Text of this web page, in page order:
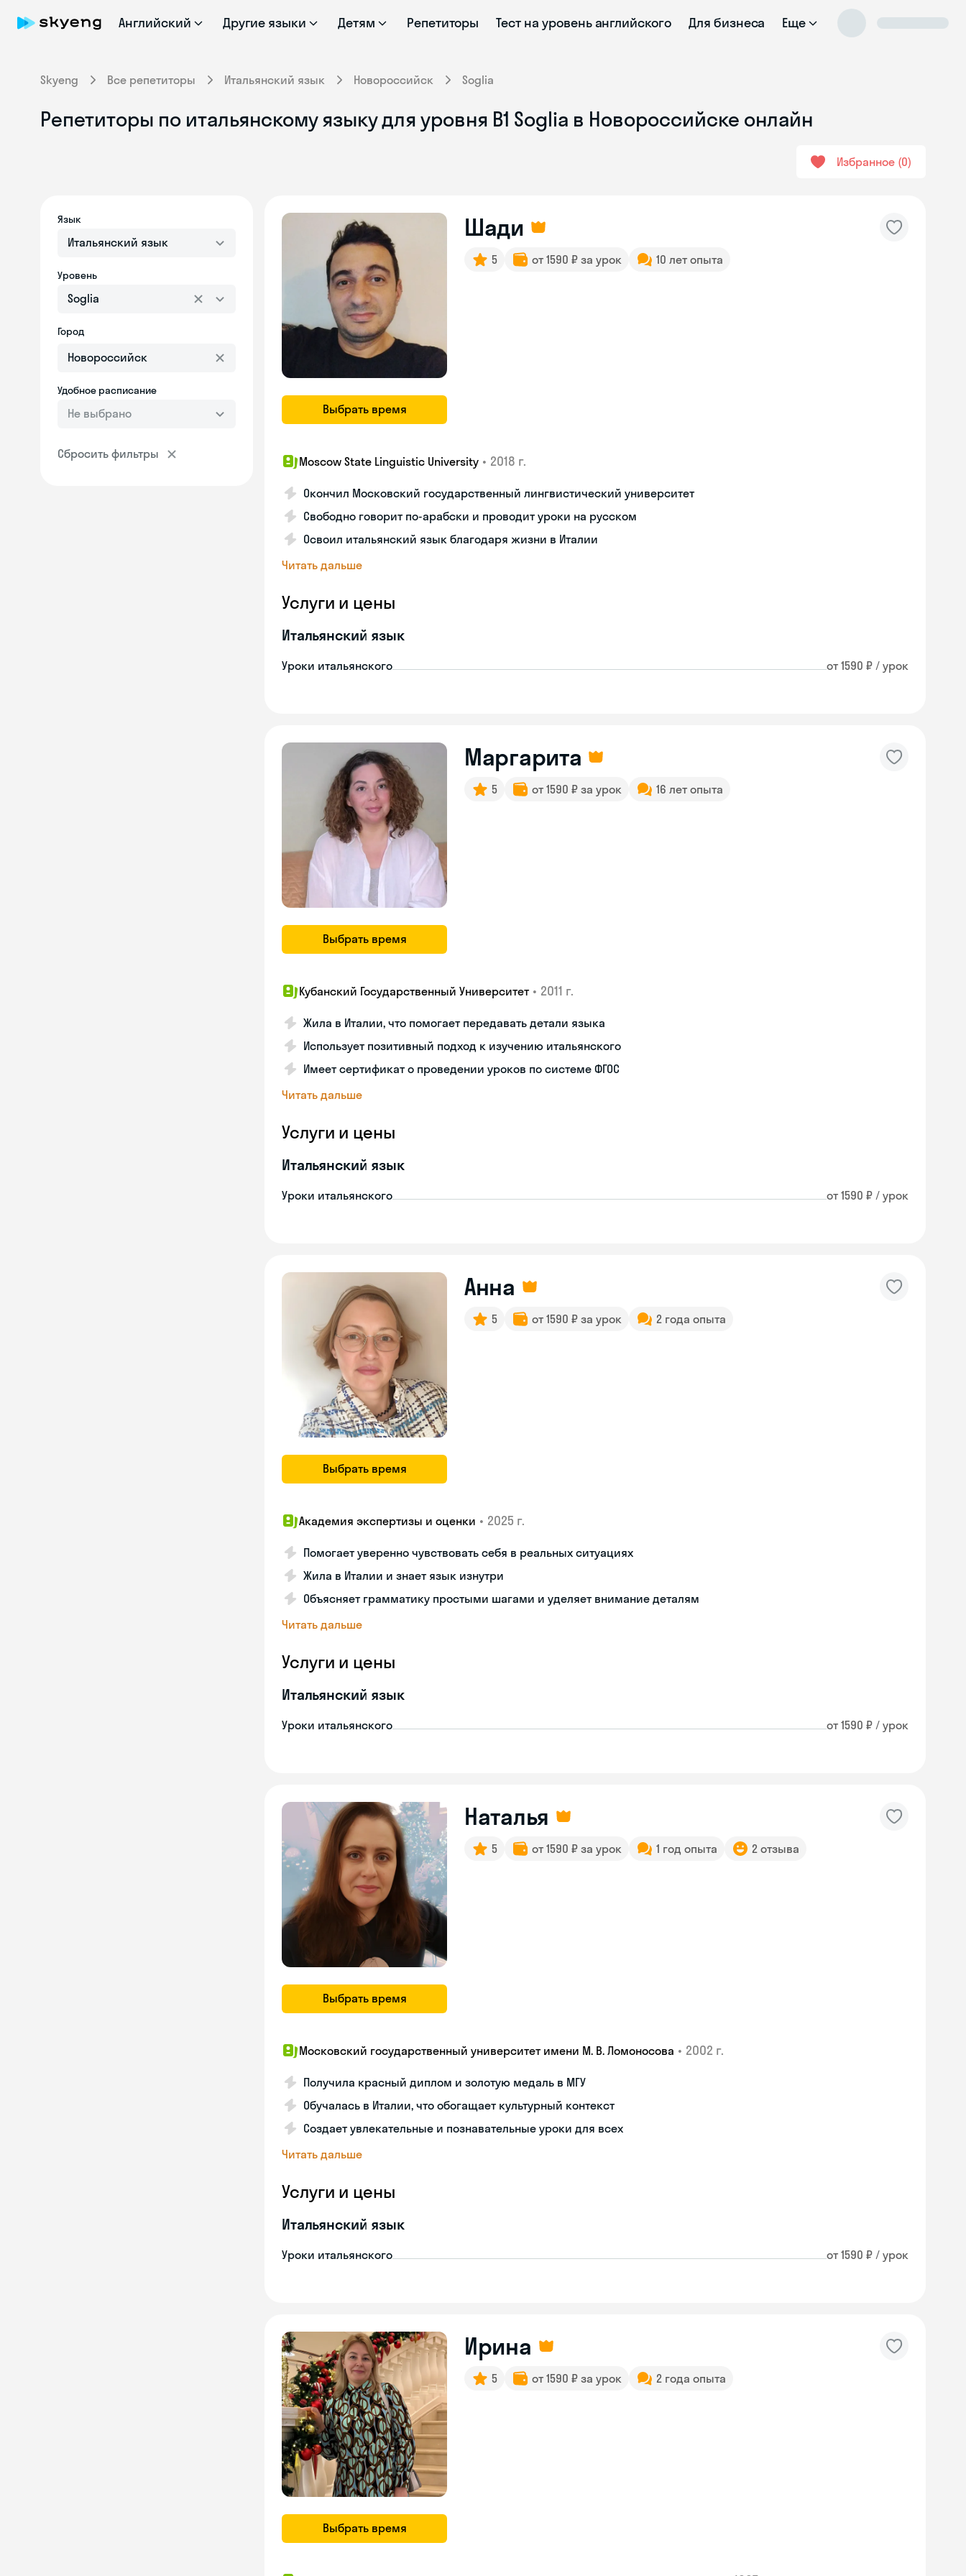
Английский Другие языки Детям Репетиторы Тест на уровень английского Для бизнеса Еще
Skyeng Все репетиторы Итальянский язык Новороссийск Soglia
Репетиторы по итальянскому языку для уровня B1 Soglia в Новороссийске онлайн
Избранное 0
Язык
Итальянский язык
Уровень
Soglia
Город
Удобное расписание
Не выбрано
Сбросить фильтры
Выбрать время
Шади
5 от 1590 ₽ за урок 10 лет опыта
Moscow State Linguistic University • 2018 г.
Окончил Московский государственный лингвистический университет
Свободно говорит по-арабски и проводит уроки на русском
Освоил итальянский язык благодаря жизни в Италии
Читать дальше
Услуги и цены
Итальянский язык
Уроки итальянского от 1590 ₽ / урок
Выбрать время
Маргарита
5 от 1590 ₽ за урок 16 лет опыта
Кубанский Государственный Университет • 2011 г.
Жила в Италии, что помогает передавать детали языка
Использует позитивный подход к изучению итальянского
Имеет сертификат о проведении уроков по системе ФГОС
Читать дальше
Услуги и цены
Итальянский язык
Уроки итальянского от 1590 ₽ / урок
Выбрать время
Анна
5 от 1590 ₽ за урок 2 года опыта
Академия экспертизы и оценки • 2025 г.
Помогает уверенно чувствовать себя в реальных ситуациях
Жила в Италии и знает язык изнутри
Объясняет грамматику простыми шагами и уделяет внимание деталям
Читать дальше
Услуги и цены
Итальянский язык
Уроки итальянского от 1590 ₽ / урок
Выбрать время
Наталья
5 от 1590 ₽ за урок 1 год опыта 2 отзыва
Московский государственный университет имени М. В. Ломоносова • 2002 г.
Получила красный диплом и золотую медаль в МГУ
Обучалась в Италии, что обогащает культурный контекст
Создает увлекательные и познавательные уроки для всех
Читать дальше
Услуги и цены
Итальянский язык
Уроки итальянского от 1590 ₽ / урок
Выбрать время
Ирина
5 от 1590 ₽ за урок 2 года опыта